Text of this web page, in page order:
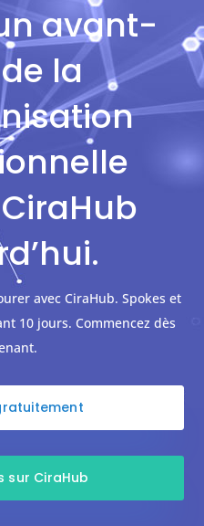
avant-
la
avec CiraHub. Spokes et
10 jours. Commencez dès
sur CiraHub